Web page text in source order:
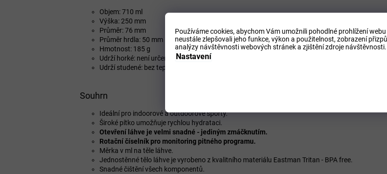
Používáme cookies, abychom Vám umožnili pohodlné prohlížení
neustále zlepšovali jeho funkce, výkon a použitelnost, zobrazení
analýzy návštěvnosti webových stránek a zjištění zdroje návštěvnosti.
Nastavení
Objem: 710 ml
Výška: 250 mm
Průměr: 76 mm
Průměr hrdla: 50 mm
Hmotnost: 185 g
Udrží horké: není určeno pro horké (vařící) nápoje - může dojít k opaření
Udrží studené: bez tepelné izolace
Souhrn
Ideální pro indoorové a outdoorové sporty.
Široké pítko umožňuje rychlou hydrataci.
Otevření láhve je velmi snadné - jediným zmáčknutím.
Rotační číselník pro monitoring pitného programu.
Měrka v ml na těle láhve.
Jednostěnné tělo láhve je vyrobeno z kvalitního materiálu Eastman Tritan - BPA free.
Snadné čištění všech komponentů.